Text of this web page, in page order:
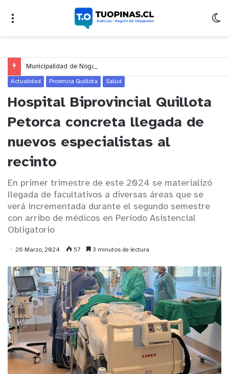
Actualidad Provincia Quillota Salud
Hospital Biprovincial Quillota
Petorca concreta llegada de
nuevos especialistas al
recinto
En primer trimestre de este 2024 se materializó
llegada de facultativos a diversas áreas que se
verá incrementada durante el segundo semestre
con arribo de médicos en Período Asistencial
Obligatorio
26 Marzo, 2024 57 3 minutos de lectura